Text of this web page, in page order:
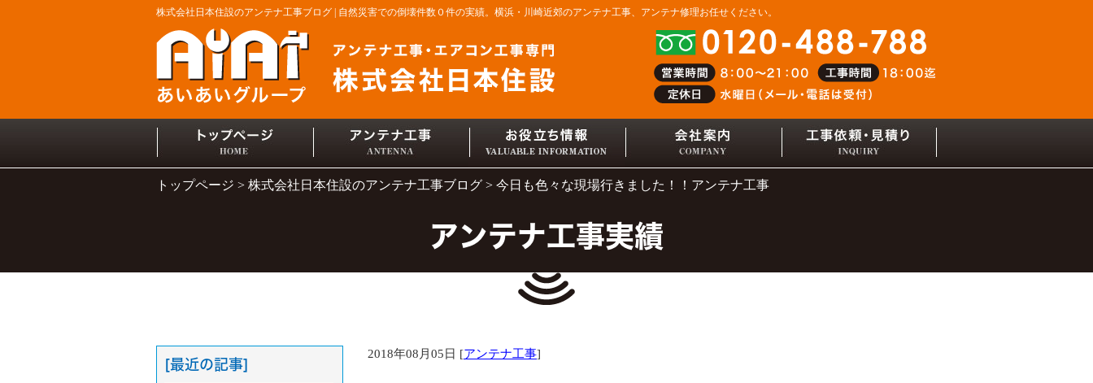
株式会社日本住設のアンテナ工事ブログ | 自然災害での倒壊件数０件の実績。横浜・川崎近郊のアンテナ工事、アンテナ修理お任せください。
トップページ 株式会社日本住設のアンテナ工事ブログ 今日も色々な現場行きました！！アンテナ工事
アンテナ工事実績
2018年08月05日 [アンテナ工事]
[最近の記事]